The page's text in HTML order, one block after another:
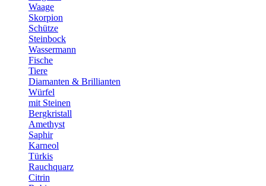
Waage
Skorpion
Schütze
Steinbock
Wassermann
Fische
Tiere
Diamanten & Brillianten
Würfel
mit Steinen
Bergkristall
Amethyst
Saphir
Karneol
Türkis
Rauchquarz
Citrin